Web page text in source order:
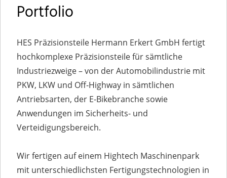
Portfolio
HES Präzisionsteile Hermann Erkert GmbH fertigt
hochkomplexe Präzisionsteile für sämtliche
Industriezweige – von der Automobilindustrie mit
PKW, LKW und Off-Highway in sämtlichen
Antriebsarten, der E-Bikebranche sowie
Anwendungen im Sicherheits- und
Verteidigungsbereich.
Wir fertigen auf einem Hightech Maschinenpark
mit unterschiedlichsten Fertigungstechnologien in